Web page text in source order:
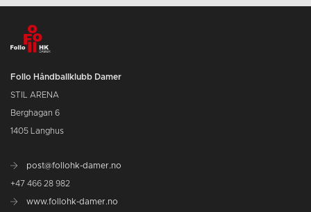
Follo Håndballklubb Damer
STIL ARENA
Berghagan 6
1405 Langhus
post@follohk-damer.no
+47 466 28 982
www.follohk-damer.no